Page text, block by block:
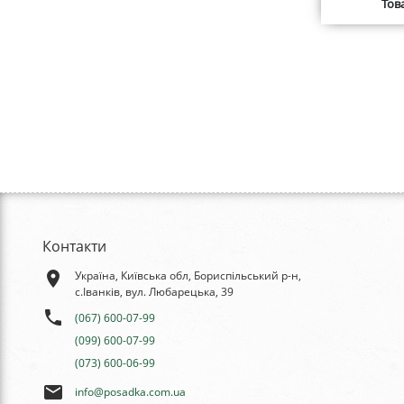
Контакти
place
Україна, Київська обл, Бориспільський р-н,
с.Іванків, вул. Любарецька, 39
phone
(067) 600-07-99
(099) 600-07-99
(073) 600-06-99
email info@posadka.com.ua